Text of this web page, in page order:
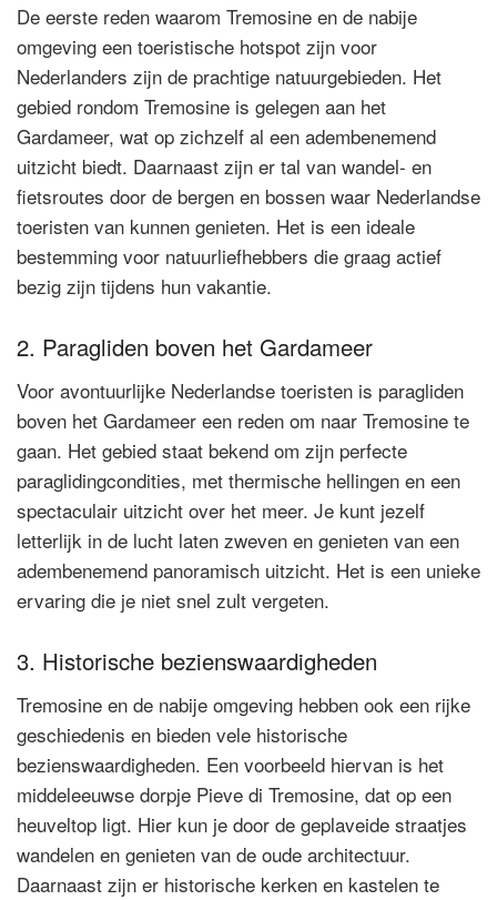
De eerste reden waarom Tremosine en de nabije
omgeving een toeristische hotspot zijn voor
Nederlanders zijn de prachtige natuurgebieden. Het
gebied rondom Tremosine is gelegen aan het
Gardameer, wat op zichzelf al een adembenemend
uitzicht biedt. Daarnaast zijn er tal van wandel- en
fietsroutes door de bergen en bossen waar Nederlandse
toeristen van kunnen genieten. Het is een ideale
bestemming voor natuurliefhebbers die graag actief
bezig zijn tijdens hun vakantie.
2. Paragliden boven het Gardameer
Voor avontuurlijke Nederlandse toeristen is paragliden
boven het Gardameer een reden om naar Tremosine te
gaan. Het gebied staat bekend om zijn perfecte
paraglidingcondities, met thermische hellingen en een
spectaculair uitzicht over het meer. Je kunt jezelf
letterlijk in de lucht laten zweven en genieten van een
adembenemend panoramisch uitzicht. Het is een unieke
ervaring die je niet snel zult vergeten.
3. Historische bezienswaardigheden
Tremosine en de nabije omgeving hebben ook een rijke
geschiedenis en bieden vele historische
bezienswaardigheden. Een voorbeeld hiervan is het
middeleeuwse dorpje Pieve di Tremosine, dat op een
heuveltop ligt. Hier kun je door de geplaveide straatjes
wandelen en genieten van de oude architectuur.
Daarnaast zijn er historische kerken en kastelen te